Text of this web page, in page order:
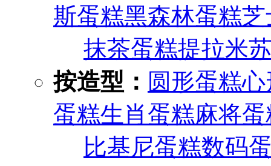
斯蛋糕黑森林蛋糕芝
抹茶蛋糕提拉米
按造型： 圆形蛋糕心
蛋糕生肖蛋糕麻将
比基尼蛋糕数码